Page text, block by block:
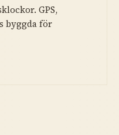
GPS,
byggda för